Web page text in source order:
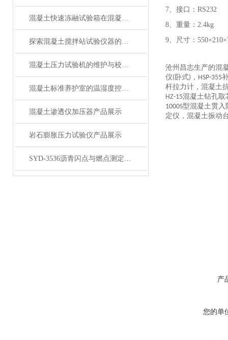
混凝土快速冻融试验箱在混凝土行业中的重要作用与应用领域说明
探索混凝土搅拌站试验仪器的种类与功能
混凝土压力试验机的维护与校准方法是怎样的？
混凝土标准养护室的温湿度控制技术详解
混凝土渗透仪加压器产品展示
岩石膨胀压力试验仪产品展示
SYD-3536沥青闪点与燃点测定仪产品展示
7、接口：RS232
8、重量：2.4kg
9、尺寸：
沧州 昌志生产的混
仪(卧式) ， HSP-355
杆拉力计，混凝土
HZ-15混凝土钻孔取
1000S型混凝土贯入
定仪，混凝土振动
产
您的单